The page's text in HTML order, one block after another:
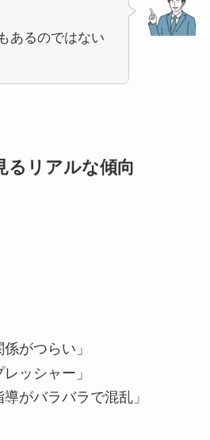
あるのではない
るリアルな傾向
がつらい」
ッシャー」
導がバラバラで混乱」